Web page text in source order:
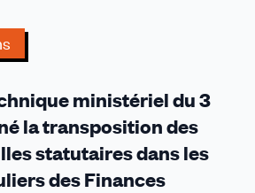
ministériel du 3
la transposition des
statutaires dans les
des Finances